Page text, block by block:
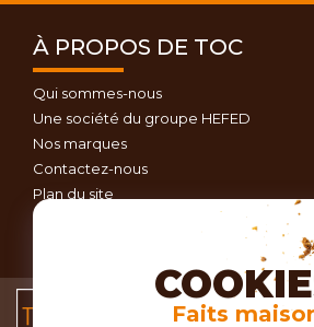
À PROPOS DE TOC
Qui sommes-nous
Une société du groupe HEFED
Nos marques
Contactez-nous
Plan du site
Conditions
Faits